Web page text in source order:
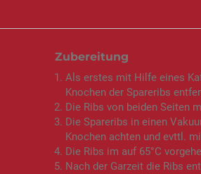
Zubereitung
Als erstes mit Hilfe eines
Knochen der Spareribs
Die Ribs von beiden Seiten
Die Spareribs in einen
Knochen achten und evttl.
Die Ribs im auf 65°C
Nach der Garzeit die Ribs